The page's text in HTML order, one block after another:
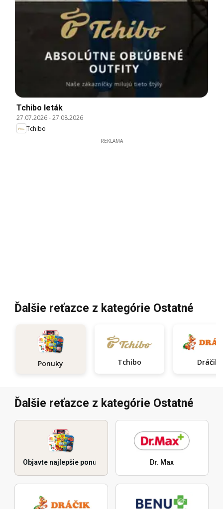
Tchibo leták
27.07.2026-27.08.2026
Tchibo
REKLAMA
Ďalšie reťazce z kategórie Ostatné
Ponuky Tchibo Dráčik
Ďalšie reťazce z kategórie Ostatné
Objavte najlepšie ponuky Dr. Max